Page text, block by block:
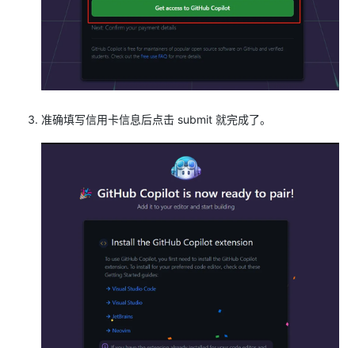
准确填写信用卡信息后点击 submit 就完成了。